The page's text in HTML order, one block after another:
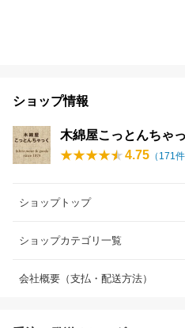
ショップ情報
木綿屋こっとんちゃ
4.75 （ 171件
ショップトップ
ショップカテゴリ一覧
会社概要（支払・配送方法）